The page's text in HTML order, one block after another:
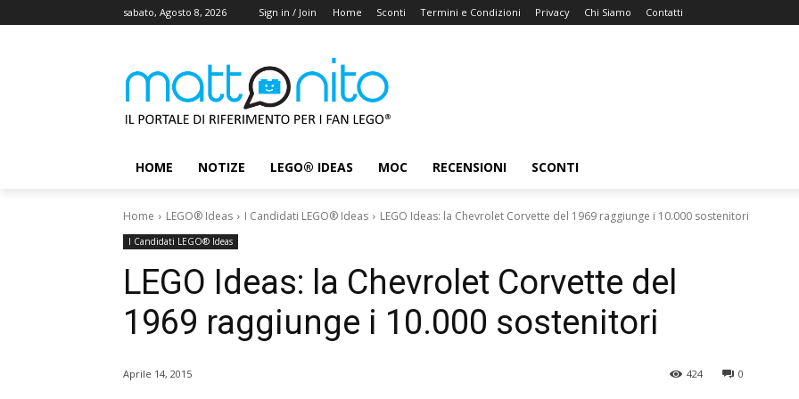
sabato, Agosto 8, 2026 Sign in / Join Home Sconti Termini e Condizioni Privacy Chi Siamo Contatti
HOME NOTIZE LEGO® IDEAS MOC RECENSIONI SCONTI
Home LEGO® Ideas I Candidati LEGO® Ideas LEGO Ideas: la Chevrolet Corvette del 1969 raggiunge i 10.000 sostenitori
I Candidati LEGO® Ideas
LEGO Ideas: la Chevrolet Corvette del
1969 raggiunge i 10.000 sostenitori
Aprile 14, 2015 0
424